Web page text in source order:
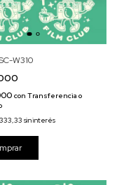
W310
con Transferencia o
sin interés